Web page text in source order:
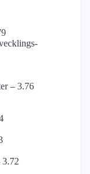
– 3.76
3.72